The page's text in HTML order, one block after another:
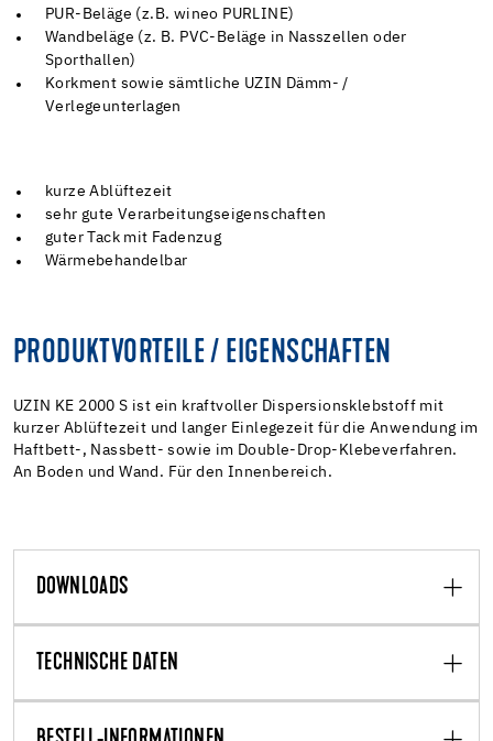
PUR-Beläge (z.B. wineo PURLINE)
Wandbeläge (z. B. PVC-Beläge in Nasszellen oder
Sporthallen)
Korkment sowie sämtliche UZIN Dämm- /
Verlegeunterlagen
kurze Ablüftezeit
sehr gute Verarbeitungseigenschaften
guter Tack mit Fadenzug
Wärmebehandelbar
PRODUKTVORTEILE / EIGENSCHAFTEN
UZIN KE 2000 S ist ein kraftvoller Dispersionsklebstoff mit
kurzer Ablüftezeit und langer Einlegezeit für die Anwendung im
Haftbett-, Nassbett- sowie im Double-Drop-Klebeverfahren.
An Boden und Wand. Für den Innenbereich.
DOWNLOADS
TECHNISCHE DATEN